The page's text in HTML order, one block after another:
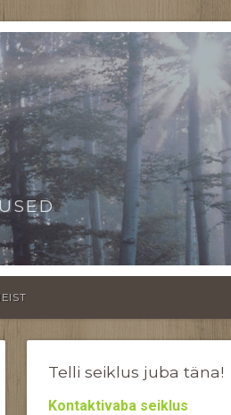
Telli seiklus juba täna!
Kontaktivaba seiklus